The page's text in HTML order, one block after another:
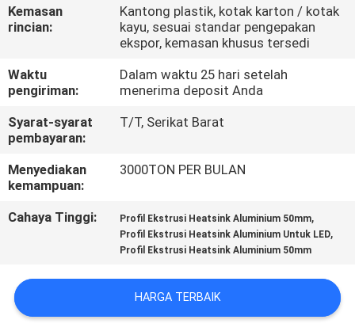
KONTROL
KUALITAS
HUBUNGI
KAMI
BERITA
PERMINTAAN
SITEMAP
Kemasan
rincian:
Kantong plastik, kotak karton / kotak
kayu, sesuai standar pengepakan
ekspor, kemasan khusus tersedi
Waktu
pengiriman:
Dalam waktu 25 hari setelah
menerima deposit Anda
Syarat-syarat
pembayaran:
T/T, Serikat Barat
Menyediakan
kemampuan:
3000TON PER BULAN
Cahaya Tinggi: Profil Ekstrusi Heatsink Aluminium 50mm,
Profil Ekstrusi Heatsink Aluminium Untuk LED,
Profil Ekstrusi Heatsink Aluminium 50mm
HARGA TERBAIK